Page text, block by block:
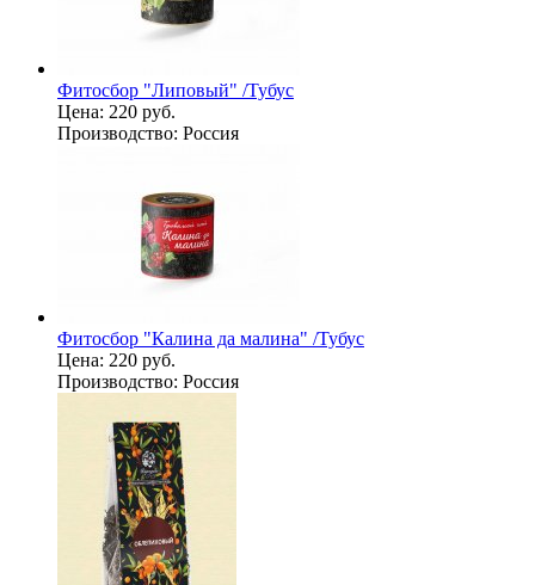
Фитосбор "Липовый" /Тубус
Цена: 220 руб.
Производство: Россия
Фитосбор "Калина да малина" /Тубус
Цена: 220 руб.
Производство: Россия